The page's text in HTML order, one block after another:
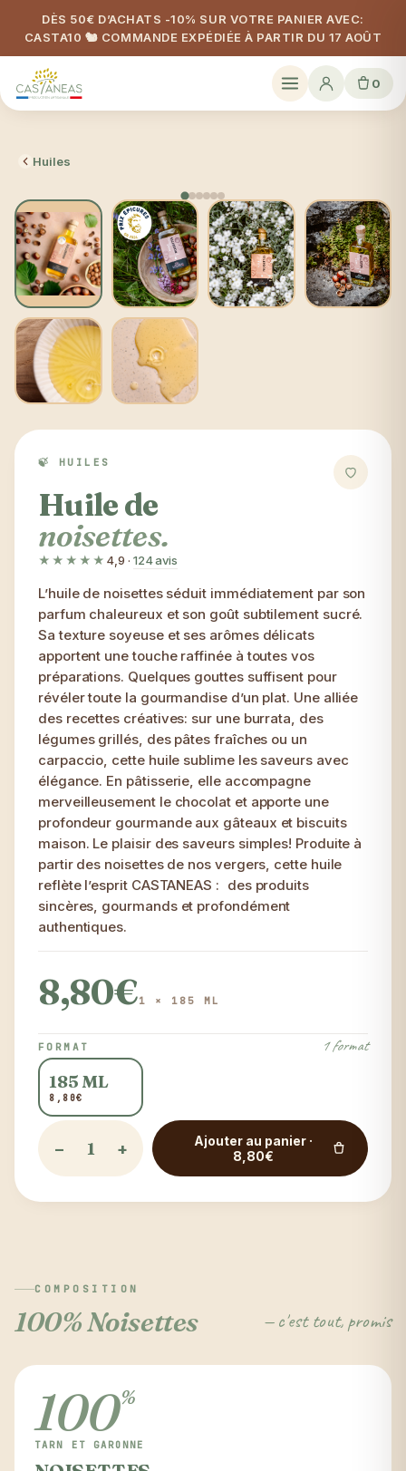
DÈS 50€ D’ACHATS -10% SUR VOTRE PANIER AVEC:
CASTA10 🐿️ COMMANDE EXPÉDIÉE À PARTIR DU 17 AOÛT
0
Huiles
BEST SELLER 😎
🍃 HUILES
Huile de
noisettes.
★★★★★ 4,9 · 124 avis
L’huile de noisettes séduit immédiatement par son
parfum chaleureux et son goût subtilement sucré.
Sa texture soyeuse et ses arômes délicats
apportent une touche raffinée à toutes vos
préparations. Quelques gouttes suffisent pour
révéler toute la gourmandise d’un plat. Une alliée
des recettes créatives: sur une burrata, des
légumes grillés, des pâtes fraîches ou un
carpaccio, cette huile sublime les saveurs avec
élégance. En pâtisserie, elle accompagne
merveilleusement le chocolat et apporte une
profondeur gourmande aux gâteaux et biscuits
maison. Le plaisir des saveurs simples! Produite à
partir des noisettes de nos vergers, cette huile
reflète l’esprit CASTANEAS : des produits
sincères, gourmands et profondément
authentiques.
8,80€1 × 185 ML
FORMAT 1 format
185 ML
8,80€
− +
Ajouter au panier ·
8,80€
COMPOSITION
100% Noisettes — c'est tout, promis
100%
TARN ET GARONNE